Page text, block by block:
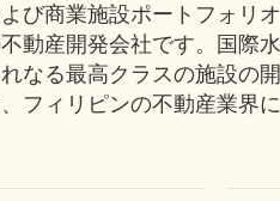
び商業施設ポートフォリ
動産開発会社です。国際
なる最高クラスの施設の
フィリピンの不動産業界